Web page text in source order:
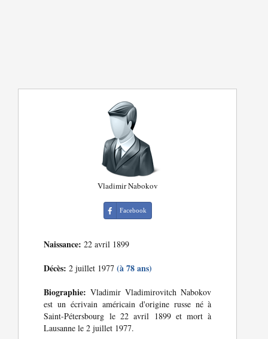
Vladimir Nabokov
Facebook
Naissance: 22 avril 1899
Décès: 2 juillet 1977(à 78 ans)
Biographie: Vladimir Vladimirovitch Nabokov
est un écrivain américain d'origine russe né à
Saint-Pétersbourg le 22 avril 1899 et mort à
Lausanne le 2 juillet 1977.